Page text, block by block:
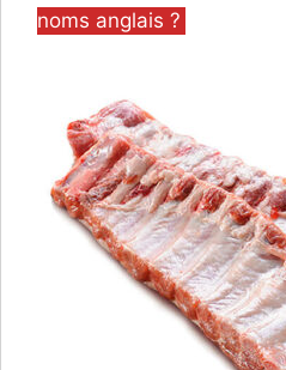
noms anglais ?